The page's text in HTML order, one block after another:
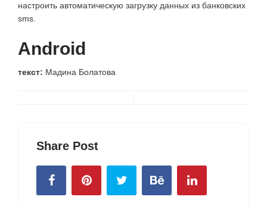
настроить автоматическую загрузку данных из банковских
sms.
Android
текст: Мадина Болатова
Share Post